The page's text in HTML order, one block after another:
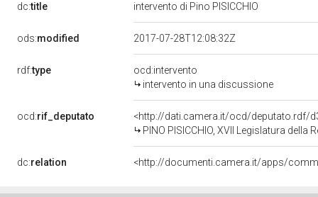
dc:title intervento di Pino PISICCHIO
ods:modified 2017-07-28T12:08:32Z
rdf:type
ocd:intervento
intervento in una discussione
ocd:rif_deputato
<http://dati.camera.it/ocd/deputato.rdf/
PINO PISICCHIO, XVII Legislatura della
dc:relation